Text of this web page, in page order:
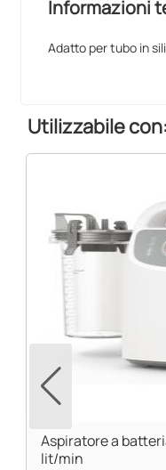
Informazioni
Adatto per tubo in
Utilizzabile
Aspiratore a
lit/min